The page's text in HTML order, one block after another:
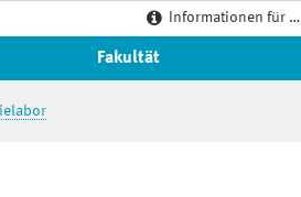
Informationen für …
Fakultät